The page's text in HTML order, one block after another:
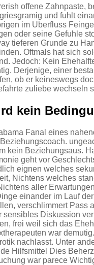
offene Zahnpaste,
und fuhlt
im Uberfluss
oder seine Gefuhle
tieferen Grunde zu
Oftmals hat sich
Jedoch: Kein
Derjenige, einer
ob er keineswegs
zuliebe wechseln
Fanal eines
kein Beziehungsaus.
geht vor
eignen welches
Nichtens welches
aller
einander im Lauf
verschlimmert Pass
sensibles Diskussion
frei weil sich das
war
nachlasst. Unter
Hilfsmittel Dies
war parece